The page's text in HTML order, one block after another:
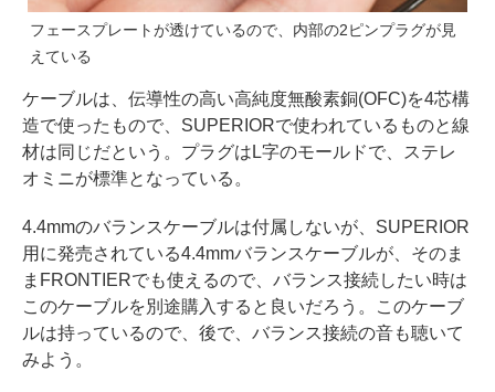
フェースプレートが透けているので、内部の2ピンプラグが見
えている
ケーブルは、伝導性の高い高純度無酸素銅(OFC)を4芯構
造で使ったもので、SUPERIORで使われているものと線
材は同じだという。プラグはL字のモールドで、ステレ
オミニが標準となっている。
4.4mmのバランスケーブルは付属しないが、SUPERIOR
用に発売されている4.4mmバランスケーブルが、そのま
まFRONTIERでも使えるので、バランス接続したい時は
このケーブルを別途購入すると良いだろう。このケーブ
ルは持っているので、後で、バランス接続の音も聴いて
みよう。